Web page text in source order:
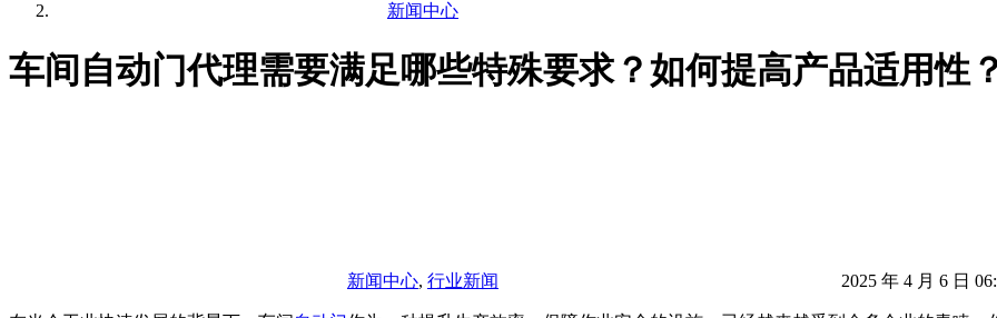
新闻中心
车间自动门代理需要满足哪些特殊要求？如何提高产品适用性
新闻中心, 行业新闻 2025 年 4 月 6 日